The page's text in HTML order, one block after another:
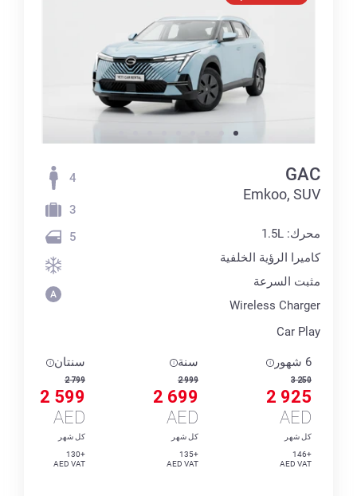
GAC
Emkoo, SUV
محرك: 1.5L
كاميرا الرؤية الخلفية
مثبت السرعة
Wireless Charger
Car Play
4
3
5
6 شهور
3 250
2 925
AED
كل شهر
+146
AED VAT
سنة
2 999
2 699
AED
كل شهر
+135
AED VAT
سنتان
2 799
2 599
AED
كل شهر
+130
AED VAT